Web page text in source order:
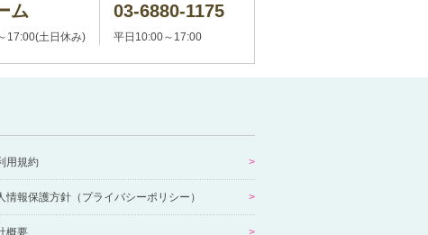
ム
17:00(土日休み)
03-6880-1175
平日10:00～17:00
用規約
情報保護方針（プライバシーポリシー）